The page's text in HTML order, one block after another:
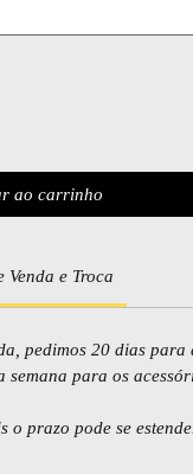
ao carrinho
Venda e Troca
pedimos 20 dias para
semana para os
o prazo pode se